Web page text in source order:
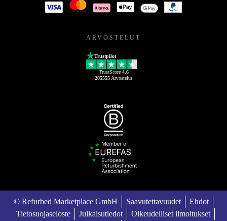
ARVOSTELUT
Trustpilot
TrustScore 4.6
205555 Arvostelut
© Refurbed Marketplace GmbH Saavutettavuudet
Ehdot
Tietosuojaseloste
Julkaisutiedot Oikeudelliset ilmoitukset